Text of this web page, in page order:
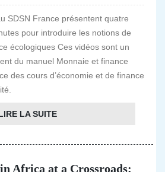
SDSN France présentent quatre
pour introduire les notions de
écologiques Ces vidéos sont un
du manuel Monnaie et finance
des cours d’économie et de finance
LA SUITE
Africa at a Crossroads: